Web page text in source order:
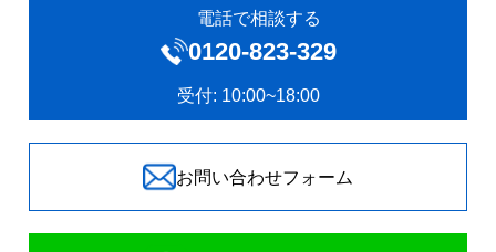
電話で相談する
0120‐823-329
受付: 10:00~18:00
お問い合わせフォーム